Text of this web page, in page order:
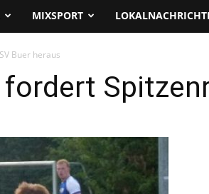
MIXSPORT
Buer heraus